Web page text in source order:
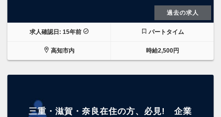
過去の求人
求人確認日: 15年前 パートタイム
高知市内 時給2,500円
三重・滋賀・奈良在住の方、必見! 企業